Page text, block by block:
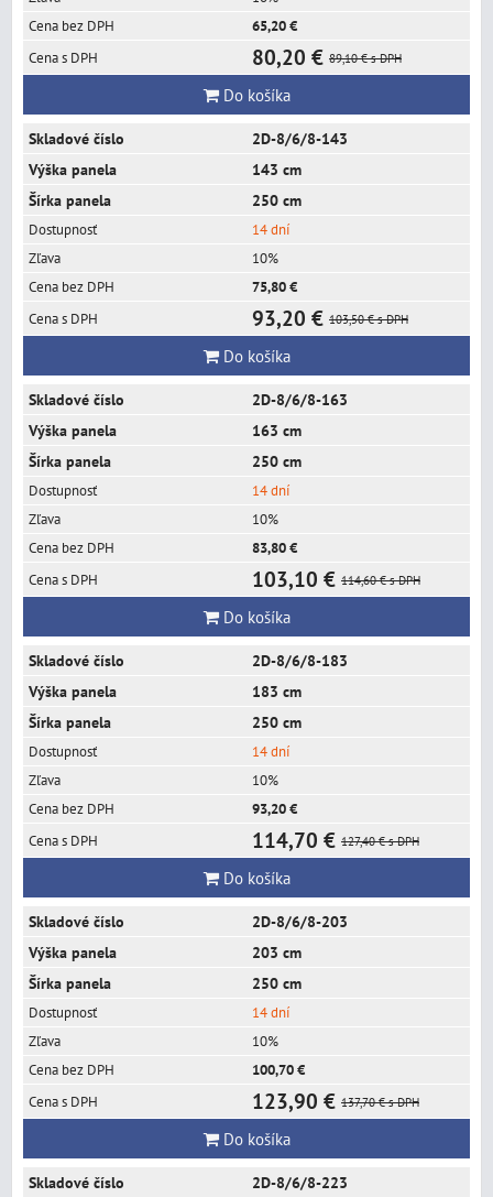
65,20 €
80,20 € 89,10 € s DPH
Do košíka
2D-8/6/8-143
143 cm
250 cm
14 dní
10%
75,80 €
93,20 € 103,50 € s DPH
Do košíka
2D-8/6/8-163
163 cm
250 cm
14 dní
10%
83,80 €
103,10 € 114,60 € s DPH
Do košíka
2D-8/6/8-183
183 cm
250 cm
14 dní
10%
93,20 €
114,70 € 127,40 € s DPH
Do košíka
2D-8/6/8-203
203 cm
250 cm
14 dní
10%
100,70 €
123,90 € 137,70 € s DPH
Do košíka
2D-8/6/8-223